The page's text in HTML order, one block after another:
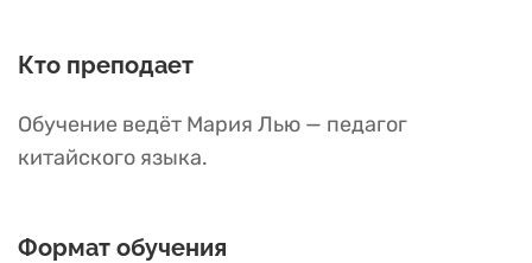
Кто преподает
Обучение ведёт Мария Лью — педагог
китайского языка.
Формат обучения